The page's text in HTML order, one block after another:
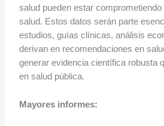
salud pueden estar
salud. Estos datos serán parte
estudios, guías clínicas, análisis
derivan en recomendaciones en
generar evidencia científica robusta
en salud pública.
Mayores informes: